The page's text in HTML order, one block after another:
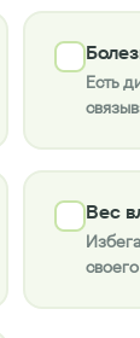
Есть
Вес